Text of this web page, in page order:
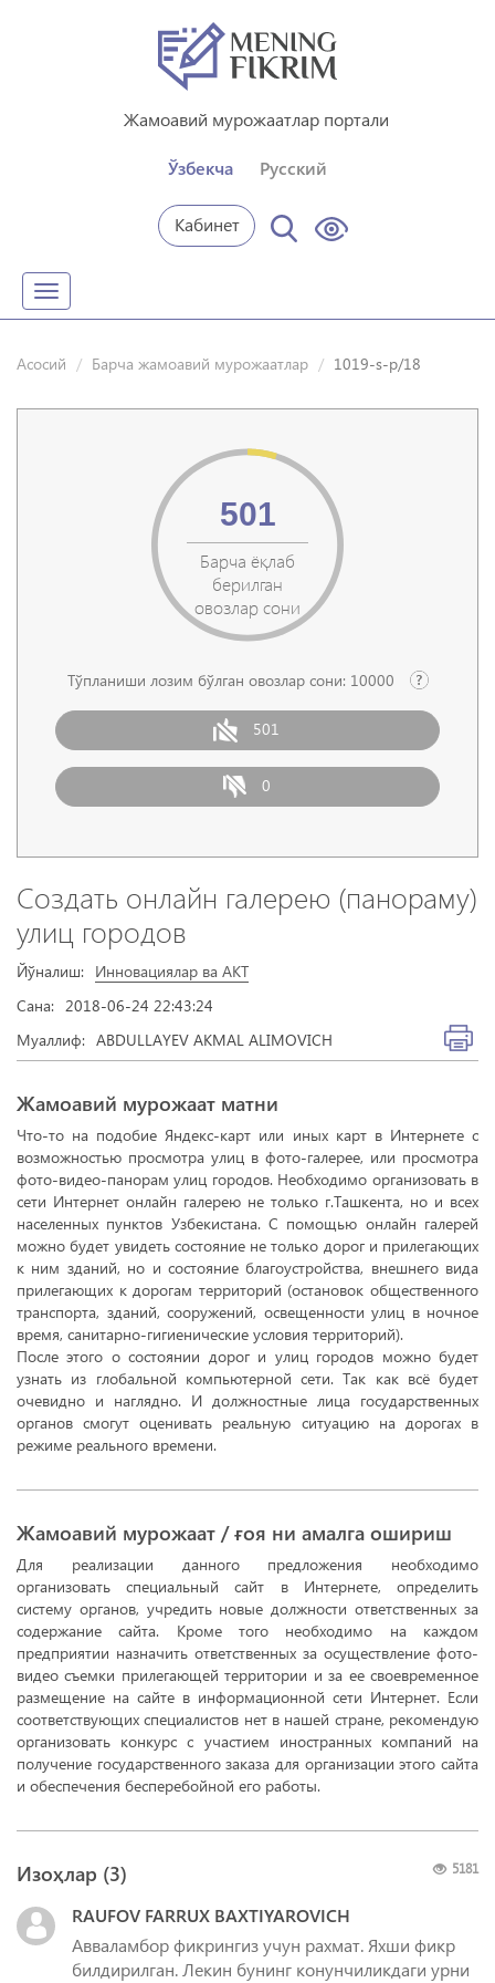
Жамоавий мурожаатлар портали
Ўзбекча Русский
Кабинет
Toggle
navigation
Асосий Барча жамоавий мурожаатлар 1019-s-p/18
Барча ёқлаб
берилган
овозлар сони
501
Тўпланиши лозим бўлган овозлар сони: 10000
501
0
Создать онлайн галерею (панораму)
улиц городов
Йўналиш: Инновациялар ва АКТ
Сана: 2018-06-24 22:43:24
Муаллиф: ABDULLAYEV AKMAL ALIMOVICH
Жамоавий мурожаат матни
Что-то на подобие Яндекс-карт или иных карт в Интернете с
возможностью просмотра улиц в фото-галерее, или просмотра
фото-видео-панорам улиц городов. Необходимо организовать в
сети Интернет онлайн галерею не только г.Ташкента, но и всех
населенных пунктов Узбекистана. С помощью онлайн галерей
можно будет увидеть состояние не только дорог и прилегающих
к ним зданий, но и состояние благоустройства, внешнего вида
прилегающих к дорогам территорий (остановок общественного
транспорта, зданий, сооружений, освещенности улиц в ночное
время, санитарно-гигиенические условия территорий).
После этого о состоянии дорог и улиц городов можно будет
узнать из глобальной компьютерной сети. Так как всё будет
очевидно и наглядно. И должностные лица государственных
органов смогут оценивать реальную ситуацию на дорогах в
режиме реального времени.
Жамоавий мурожаат / ғоя ни амалга ошириш
Для реализации данного предложения необходимо
организовать специальный сайт в Интернете, определить
систему органов, учредить новые должности ответственных за
содержание сайта. Кроме того необходимо на каждом
предприятии назначить ответственных за осуществление фото-
видео съемки прилегающей территории и за ее своевременное
размещение на сайте в информационной сети Интернет. Если
соответствующих специалистов нет в нашей стране, рекомендую
организовать конкурс с участием иностранных компаний на
получение государственного заказа для организации этого сайта
и обеспечения бесперебойной его работы.
5181
Изоҳлар (3)
RAUFOV FARRUX BAXTIYAROVICH
Авваламбор фикрингиз учун рахмат. Яхши фикр
билдирилган. Лекин бунинг конунчиликдаги урни